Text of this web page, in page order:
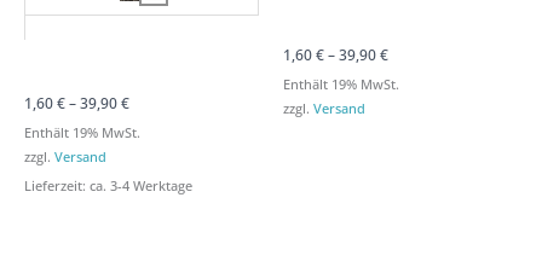
1,60€–39,90€
Enthält 19% MwSt.
zzgl. Versand
Lieferzeit: ca. 3-4 Werktage
1,60€–39,90€
Enthält 19% MwSt.
zzgl. Versand